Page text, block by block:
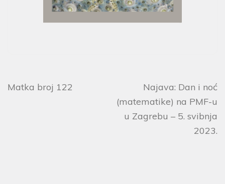
Matka broj 122
Najava: Dan i noć
(matematike) na PMF-u
u Zagrebu – 5. svibnja
2023.